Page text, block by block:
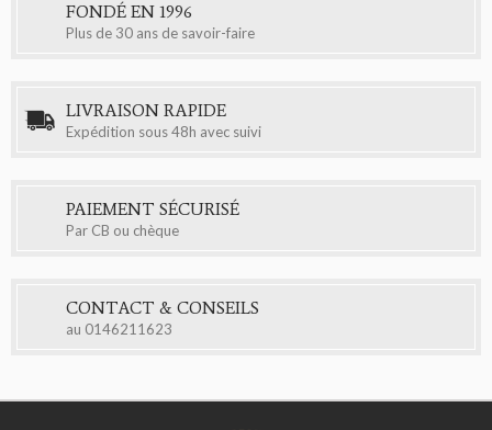
FONDÉ EN 1996
Plus de 30 ans de savoir-faire
LIVRAISON RAPIDE
Expédition sous 48h avec suivi
PAIEMENT SÉCURISÉ
Par CB ou chèque
CONTACT & CONSEILS
au 0146211623